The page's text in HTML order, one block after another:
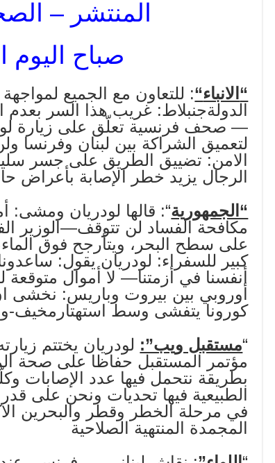
المنتشر –
صباح اليوم
“ الانباء“: للتعاون مع الجميع
الدولةجنبلاط: غريب هذا السر
— صحف فرنسية تعلّق على زيارة لو
لتعميق الشراكة بين لبنان وفرنسا
الامن: تضييق الطريق على جسر
الرجال يزيد خطر الإصابة بأعراض
“الجمهورية“: قالها لودريان
مكافحة الفساد لن تتوقف—الوزير
على سطح البحر، ويتأرجح فوق
كبير للسفراء: لودريان يقول:
أنفسنا في أزمتنا— لا أموال
أوروبي بين بيروت وباريس: نخشى ان
كورونا يتفشى وسط استهتارمخيف-
“مستقبل ويب”: لودريان يختتم
مؤتمر المستقبل حفاظا على صحة
بطريقة نتحمل فيها عدد الإصابات
الطبيعية فيها تحديات ونحن على
المجمدة المنتهية الصلاحية